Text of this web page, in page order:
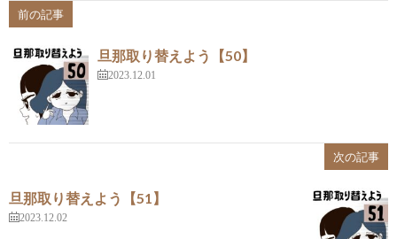
前の記事
旦那取り替えよう【50】
2023.12.01
次の記事
旦那取り替えよう【51】
2023.12.02